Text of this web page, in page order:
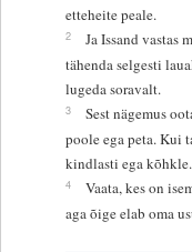
etteheite peale.
2
Ja Issand vastas
tähenda selgesti
lugeda soravalt.
3
Sest nägemus
poole ega peta. Kui
kindlasti ega kõhkle.
4
Vaata, kes on
aga õige elab oma